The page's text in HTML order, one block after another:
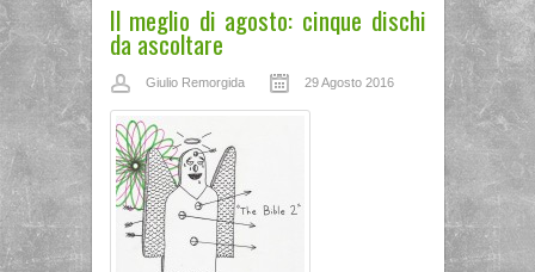
Il meglio di agosto: cinque dischi
da ascoltare
Giulio Remorgida 29 Agosto 2016